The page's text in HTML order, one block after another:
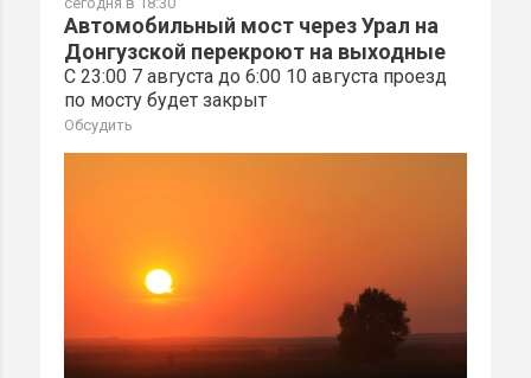
Автомобильный мост через Урал на
Донгузской перекроют на выходные
С 23:00 7 августа до 6:00 10 августа проезд
по мосту будет закрыт
Обсудить